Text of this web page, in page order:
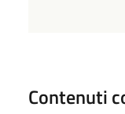
Contenuti